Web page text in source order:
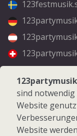
Folgen Sie uns
Facebook
Instagram
sind
Website
Website